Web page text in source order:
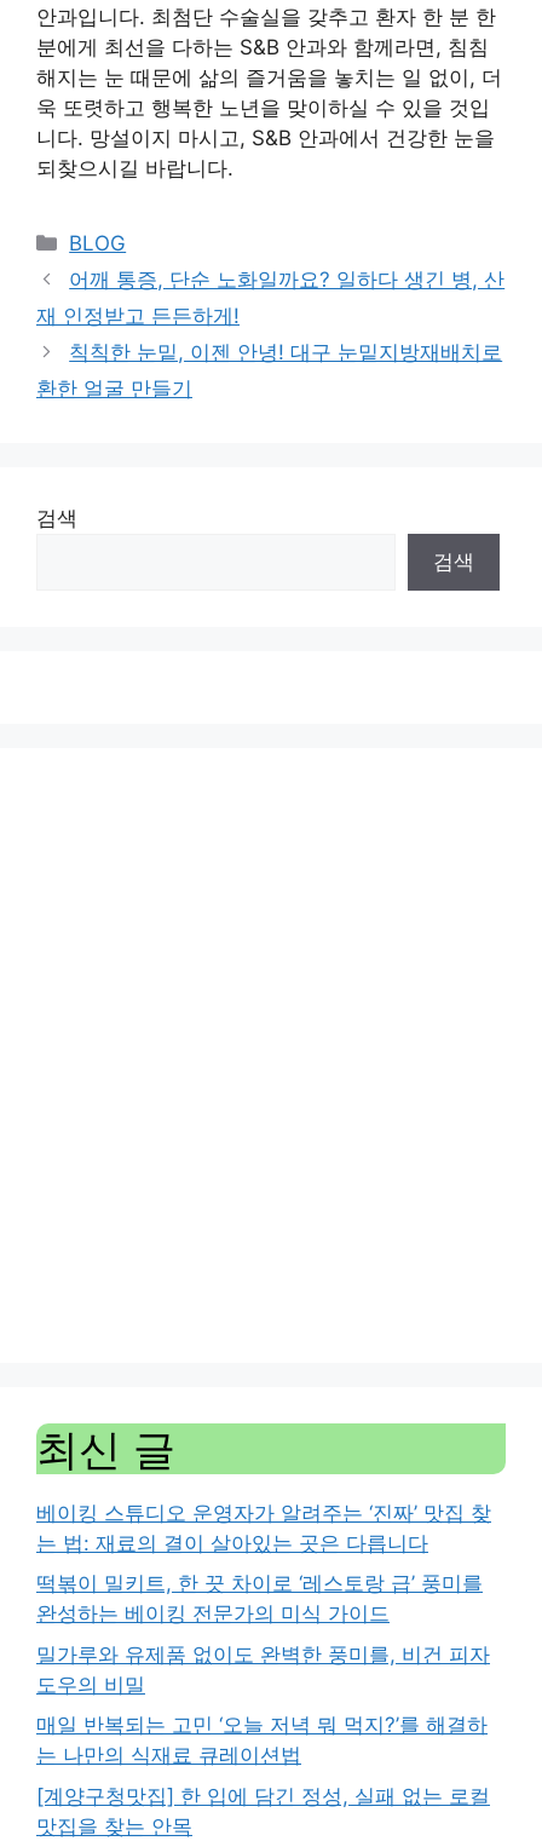
안과입니다. 최첨단 수술실을 갖추고 환자 한 분 한
분에게 최선을 다하는 S&B 안과와 함께라면, 침침
해지는 눈 때문에 삶의 즐거움을 놓치는 일 없이, 더
욱 또렷하고 행복한 노년을 맞이하실 수 있을 것입
니다. 망설이지 마시고, S&B 안과에서 건강한 눈을
되찾으시길 바랍니다.
Categories
BLOG
어깨 통증, 단순 노화일까요? 일하다 생긴 병, 산
재 인정받고 든든하게!
칙칙한 눈밑, 이젠 안녕! 대구 눈밑지방재배치로
환한 얼굴 만들기
검색
검색
최신 글
베이킹 스튜디오 운영자가 알려주는 ‘진짜’ 맛집 찾
는 법: 재료의 결이 살아있는 곳은 다릅니다
떡볶이 밀키트, 한 끗 차이로 ‘레스토랑 급’ 풍미를
완성하는 베이킹 전문가의 미식 가이드
밀가루와 유제품 없이도 완벽한 풍미를, 비건 피자
도우의 비밀
매일 반복되는 고민 ‘오늘 저녁 뭐 먹지?’를 해결하
는 나만의 식재료 큐레이션법
[계양구청맛집] 한 입에 담긴 정성, 실패 없는 로컬
맛집을 찾는 안목